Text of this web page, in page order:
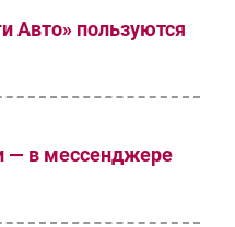
Авто» пользуются
— в мессенджере